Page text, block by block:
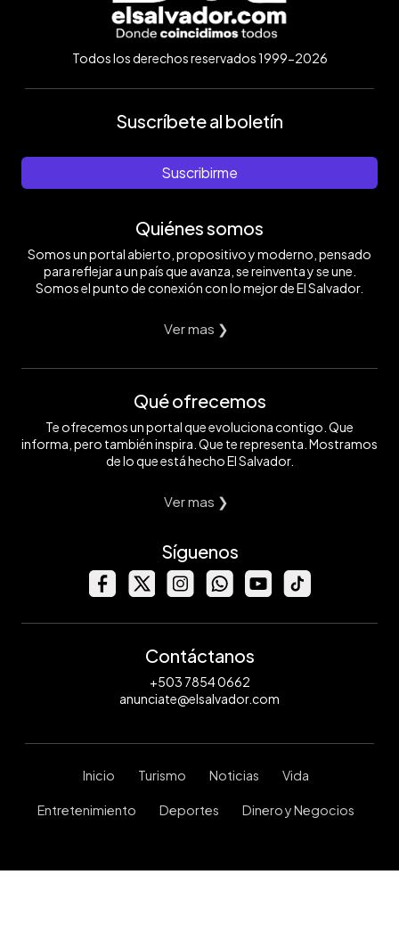
Todos los derechos reservados 1999-2026
Suscríbete al boletín
Suscribirme
Quiénes somos
Somos un portal abierto, propositivo y moderno, pensado
para reflejar a un país que avanza, se reinventa y se une.
Somos el punto de conexión con lo mejor de El Salvador.
Ver mas ❯
Qué ofrecemos
Te ofrecemos un portal que evoluciona contigo. Que
informa, pero también inspira. Que te representa. Mostramos
de lo que está hecho El Salvador.
Ver mas ❯
Síguenos
Contáctanos
+503 7854 0662
anunciate@elsalvador.com
Inicio Turismo Noticias Vida
Entretenimiento Deportes Dinero y Negocios